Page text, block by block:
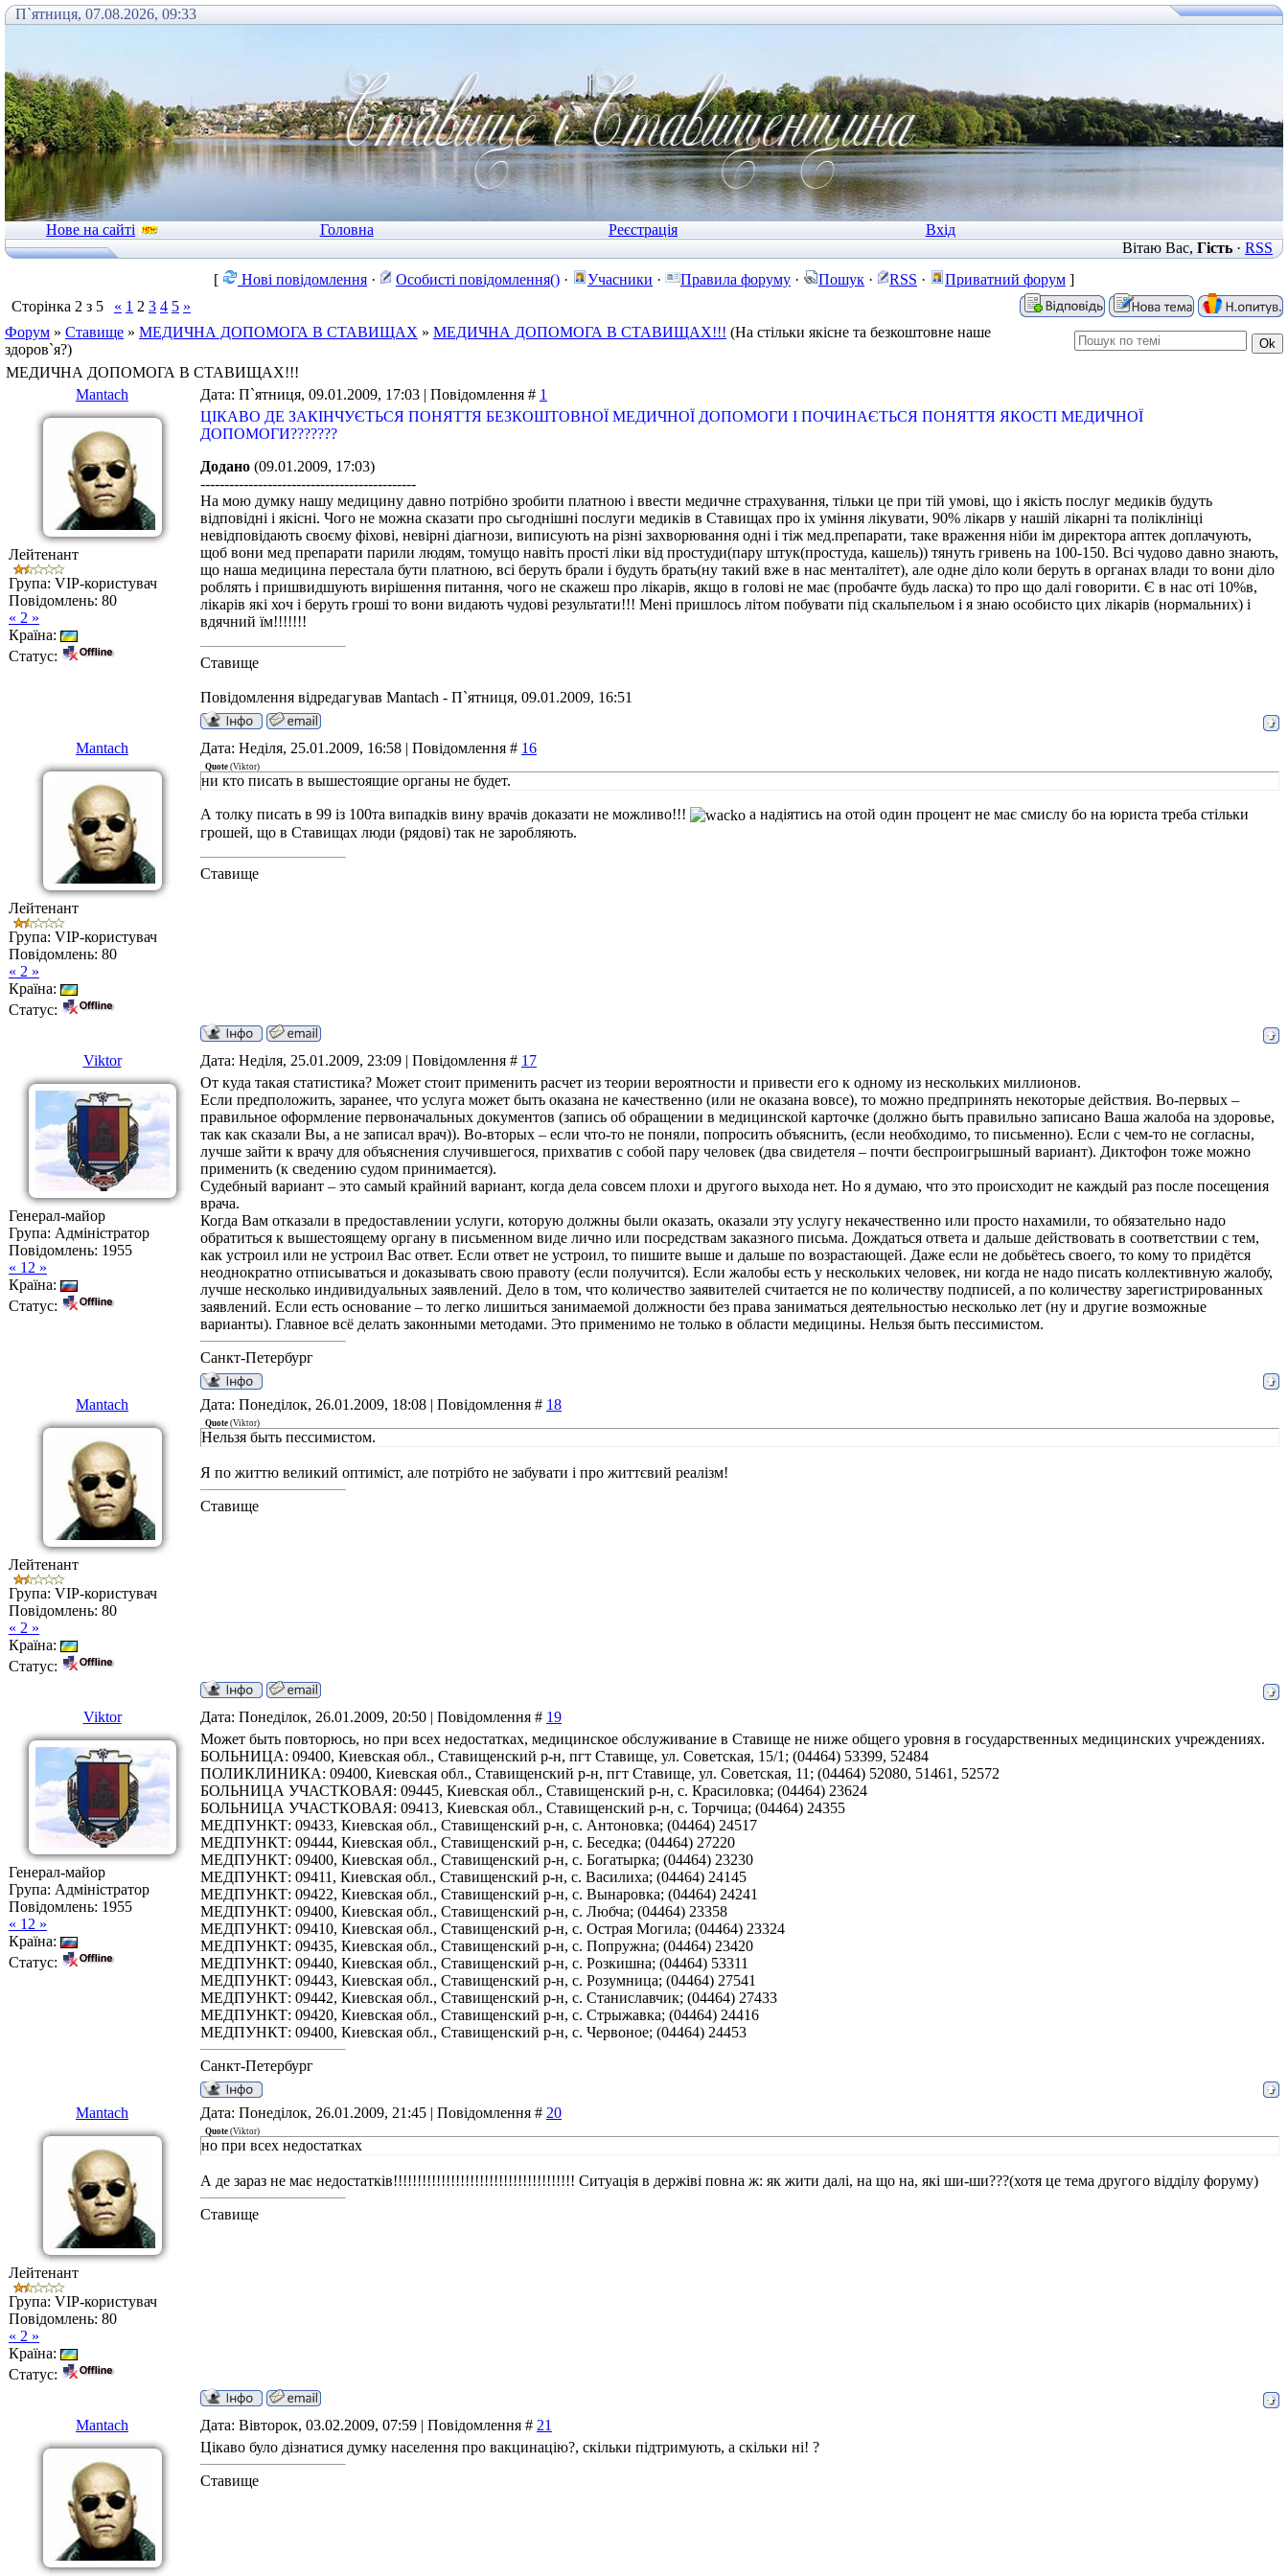
П`ятниця, 07.08.2026, 09:33
Нове на сайті Головна Реєстрація
Вхід
Вітаю Вас, Гість· RSS
[
Нові повідомлення · Особисті повідомлення() · Учасники · Правила форуму · Пошук · RSS · Приватний форум ]
Сторінка 2 з 5 « 1 2 3 4 5 »
Форум » Ставище » МЕДИЧНА ДОПОМОГА В СТАВИЩАХ » МЕДИЧНА ДОПОМОГА В СТАВИЩАХ!!! (На стільки якісне та безкоштовне наше
здоров`я?)
МЕДИЧНА ДОПОМОГА В СТАВИЩАХ!!!
Mantach
Дата: П`ятниця, 09.01.2009, 17:03 | Повідомлення # 1
Лейтенант
Група: VIP-користувач
Повідомлень: 80
« 2 »
Країна:
Статус:
ЦІКАВО ДЕ ЗАКІНЧУЄТЬСЯ ПОНЯТТЯ БЕЗКОШТОВНОЇ МЕДИЧНОЇ ДОПОМОГИ І ПОЧИНАЄТЬСЯ ПОНЯТТЯ ЯКОСТІ МЕДИЧНОЇ
ДОПОМОГИ???????
Додано (09.01.2009, 17:03)
---------------------------------------------
На мою думку нашу медицину давно потрібно зробити платною і ввести медичне страхування, тільки це при тій умові, що і якість послуг медиків будуть
відповідні і якісні. Чого не можна сказати про сьгоднішні послуги медиків в Ставищах про іх уміння лікувати, 90% лікарв у нашій лікарні та поліклініці
невідповідають своєму фіхові, невірні діагнози, виписують на різні захворювання одні і тіж мед.препарати, таке враження ніби ім директора аптек доплачують,
щоб вони мед препарати парили людям, томущо навіть прості ліки від простуди(пару штук(простуда, кашель)) тянуть гривень на 100-150. Всі чудово давно знають,
що наша медицина перестала бути платною, всі беруть брали і будуть брать(ну такий вже в нас менталітет), але одне діло коли беруть в органах влади то вони діло
роблять і пришвидшують вирішення питання, чого не скажеш про лікарів, якщо в голові не має (пробачте будь ласка) то про що далі говорити. Є в нас оті 10%в,
лікарів які хоч і беруть гроші то вони видають чудові результати!!! Мені пришлось літом побувати під скальпельом і я знаю особисто цих лікарів (нормальних) і
вдячний їм!!!!!!!
Ставище
Повідомлення відредагував Mantach - П`ятниця, 09.01.2009, 16:51
Mantach Дата: Неділя, 25.01.2009, 16:58 | Повідомлення # 16
Лейтенант
Група: VIP-користувач
Повідомлень: 80
« 2 »
Країна:
Статус:
Quote (Viktor)
ни кто писать в вышестоящие органы не будет.
А толку писать в 99 із 100та випадків вину врачів доказати не можливо!!!
а надіятись на отой один процент не має смислу бо на юриста треба стільки
грошей, що в Ставищах люди (рядові) так не заробляють.
Ставище
Viktor Дата: Неділя, 25.01.2009, 23:09 | Повідомлення # 17
Генерал-майор
Група: Адміністратор
Повідомлень: 1955
« 12 »
Країна:
Статус:
От куда такая статистика? Может стоит применить расчет из теории вероятности и привести его к одному из нескольких миллионов.
Если предположить, заранее, что услуга может быть оказана не качественно (или не оказана вовсе), то можно предпринять некоторые действия. Во-первых –
правильное оформление первоначальных документов (запись об обращении в медицинской карточке (должно быть правильно записано Ваша жалоба на здоровье,
так как сказали Вы, а не записал врач)). Во-вторых – если что-то не поняли, попросить объяснить, (если необходимо, то письменно). Если с чем-то не согласны,
лучше зайти к врачу для объяснения случившегося, прихватив с собой пару человек (два свидетеля – почти беспроигрышный вариант). Диктофон тоже можно
применить (к сведению судом принимается).
Судебный вариант – это самый крайний вариант, когда дела совсем плохи и другого выхода нет. Но я думаю, что это происходит не каждый раз после посещения
врача.
Когда Вам отказали в предоставлении услуги, которую должны были оказать, оказали эту услугу некачественно или просто нахамили, то обязательно надо
обратиться к вышестоящему органу в письменном виде лично или посредствам заказного письма. Дождаться ответа и дальше действовать в соответствии с тем,
как устроил или не устроил Вас ответ. Если ответ не устроил, то пишите выше и дальше по возрастающей. Даже если не добьётесь своего, то кому то придётся
неоднократно отписываться и доказывать свою правоту (если получится). Если жалобы есть у нескольких человек, ни когда не надо писать коллективную жалобу,
лучше несколько индивидуальных заявлений. Дело в том, что количество заявителей считается не по количеству подписей, а по количеству зарегистрированных
заявлений. Если есть основание – то легко лишиться занимаемой должности без права заниматься деятельностью несколько лет (ну и другие возможные
варианты). Главное всё делать законными методами. Это применимо не только в области медицины. Нельзя быть пессимистом.
Санкт-Петербург
Mantach Дата: Понеділок, 26.01.2009, 18:08 | Повідомлення # 18
Лейтенант
Група: VIP-користувач
Повідомлень: 80
« 2 »
Країна:
Статус:
Quote (Viktor)
Нельзя быть пессимистом.
Я по життю великий оптиміст, але потрібто не забувати і про життєвий реалізм!
Ставище
Viktor Дата: Понеділок, 26.01.2009, 20:50 | Повідомлення # 19
Генерал-майор
Група: Адміністратор
Повідомлень: 1955
« 12 »
Країна:
Статус:
Может быть повторюсь, но при всех недостатках, медицинское обслуживание в Ставище не ниже общего уровня в государственных медицинских учреждениях.
БОЛЬНИЦА: 09400, Киевская обл., Ставищенский р-н, пгт Ставище, ул. Советская, 15/1; (04464) 53399, 52484
ПОЛИКЛИНИКА: 09400, Киевская обл., Ставищенский р-н, пгт Ставище, ул. Советская, 11; (04464) 52080, 51461, 52572
БОЛЬНИЦА УЧАСТКОВАЯ: 09445, Киевская обл., Ставищенский р-н, с. Красиловка; (04464) 23624
БОЛЬНИЦА УЧАСТКОВАЯ: 09413, Киевская обл., Ставищенский р-н, с. Торчица; (04464) 24355
МЕДПУНКТ: 09433, Киевская обл., Ставищенский р-н, с. Антоновка; (04464) 24517
МЕДПУНКТ: 09444, Киевская обл., Ставищенский р-н, с. Беседка; (04464) 27220
МЕДПУНКТ: 09400, Киевская обл., Ставищенский р-н, с. Богатырка; (04464) 23230
МЕДПУНКТ: 09411, Киевская обл., Ставищенский р-н, с. Василиха; (04464) 24145
МЕДПУНКТ: 09422, Киевская обл., Ставищенский р-н, с. Вынаровка; (04464) 24241
МЕДПУНКТ: 09400, Киевская обл., Ставищенский р-н, с. Любча; (04464) 23358
МЕДПУНКТ: 09410, Киевская обл., Ставищенский р-н, с. Острая Могила; (04464) 23324
МЕДПУНКТ: 09435, Киевская обл., Ставищенский р-н, с. Попружна; (04464) 23420
МЕДПУНКТ: 09440, Киевская обл., Ставищенский р-н, с. Розкишна; (04464) 53311
МЕДПУНКТ: 09443, Киевская обл., Ставищенский р-н, с. Розумница; (04464) 27541
МЕДПУНКТ: 09442, Киевская обл., Ставищенский р-н, с. Станиславчик; (04464) 27433
МЕДПУНКТ: 09420, Киевская обл., Ставищенский р-н, с. Стрыжавка; (04464) 24416
МЕДПУНКТ: 09400, Киевская обл., Ставищенский р-н, с. Червоное; (04464) 24453
Санкт-Петербург
Mantach Дата: Понеділок, 26.01.2009, 21:45 | Повідомлення # 20
Лейтенант
Група: VIP-користувач
Повідомлень: 80
« 2 »
Країна:
Статус:
Quote (Viktor)
но при всех недостатках
А де зараз не має недостатків!!!!!!!!!!!!!!!!!!!!!!!!!!!!!!!!!!!!!! Ситуація в держіві повна ж: як жити далі, на що на, які ши-ши???(хотя це тема другого відділу форуму)
Ставище
Mantach Дата: Вівторок, 03.02.2009, 07:59 | Повідомлення # 21
Цікаво було дізнатися думку населення про вакцинацію?, скільки підтримують, а скільки ні! ?
Ставище